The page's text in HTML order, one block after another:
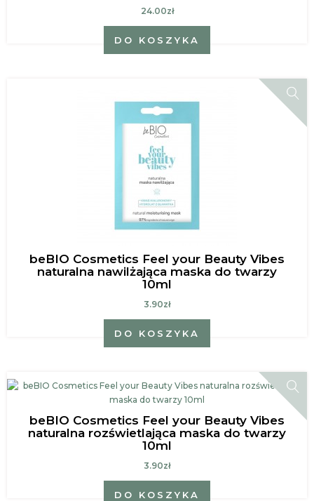
24.00zł
DO KOSZYKA
beBIO Cosmetics Feel your Beauty Vibes
naturalna nawilżająca maska do twarzy
10ml
3.90zł
DO KOSZYKA
beBIO Cosmetics Feel your Beauty Vibes
naturalna rozświetlająca maska do twarzy
10ml
3.90zł
DO KOSZYKA